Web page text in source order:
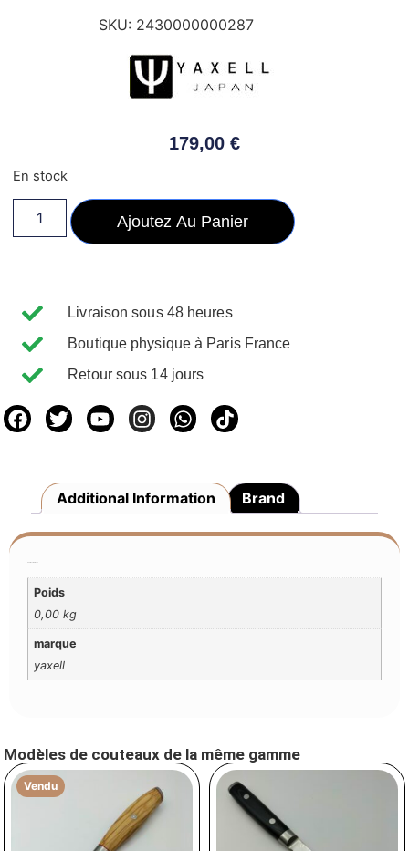
SKU: 2430000000287
179,00 €
En stock
Ajoutez Au Panier
Livraison sous 48 heures
Boutique physique à Paris France
Retour sous 14 jours
Additional Information Brand
Poids
0,00 kg
marque
yaxell
Modèles de couteaux de la même gamme
Vendu